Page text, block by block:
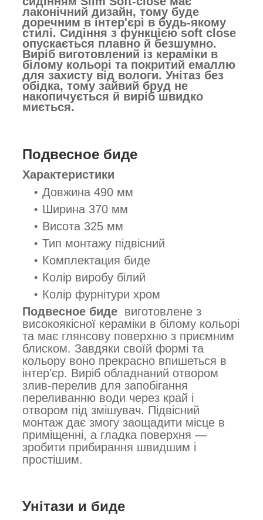
лаконічний дизайн, тому буде
доречним в інтер'єрі в будь-якому
стилі. Сидіння з функцією soft close
опускається плавно й безшумно.
Виріб виготовлений із кераміки в
білому кольорі та покритий емаллю
для захисту від вологи. Унітаз без
обідка, тому зайвий бруд не
накопичується й виріб швидко
миється.
Подвесное биде
Характеристики
Довжина 490 мм
Ширина 370 мм
Висота 325 мм
Тип монтажу підвісний
Комплектация биде
Колір виробу білий
Колір фурнітури хром
Подвесное биде виготовлене з
високоякісної кераміки в білому кольорі
та має глянсову поверхню з приємним
блиском. Завдяки своїй формі та
кольору воно прекрасно впишеться в
інтер'єр. Виріб обладнаний отвором
злив-перелив для запобігання
переливанню води через край і
отвором під змішувач. Підвісний
монтаж дає змогу заощадити місце в
приміщенні, а гладка поверхня —
зробити прибирання швидшим і
простішим.
Унітази и биде